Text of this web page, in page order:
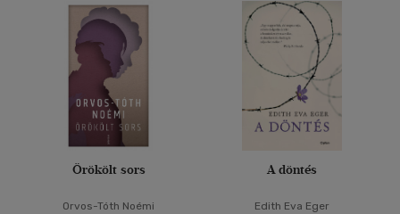
Örökölt sors
Orvos-Tóth Noémi
A döntés
Edith Eva Eger